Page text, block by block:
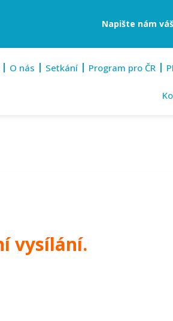
Napište nám
O nás Setkání Program pro ČR
vysílání.